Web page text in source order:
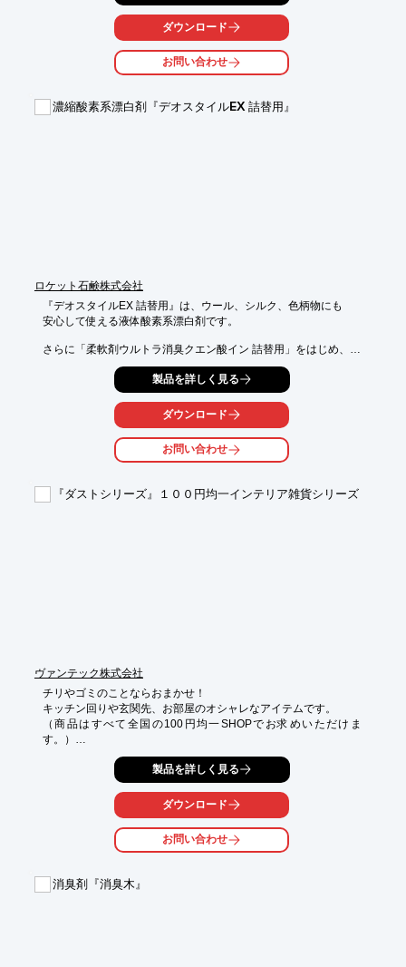
ル化粧品を開発できるようサポートします。
【活用シーン】
・ECサイトでの新商品開発
・既存顧客への新たな価値提供
【導入の効果】
ダウンロード
お問い合わせ
濃縮酸素系漂白剤『デオスタイルEX 詰替用』
ロケット石鹸株式会社
『デオスタイルEX 詰替用』は、ウール、シルク、色柄物にも
安心して使える液体酸素系漂白剤です。
さらに「柔軟剤ウルトラ消臭クエン酸イン 詰替用」をはじめ、
「除菌フレッシュ台所用洗剤オレンジ」や「AWAS液体洗剤　詰
「全身洗浄料ICEじゃん 詰替用」もラインアップ。
また、当社では安心・安全な石鹸・衣料用洗剤・漂白剤・台所用
シャンプー・ボディソープなどを製造しております。
■台所用洗剤
製品を詳しく見る
ダウンロード
お問い合わせ
『ダストシリーズ』１００円均一インテリア雑貨シリーズ
ヴァンテック株式会社
チリやゴミのことならおまかせ！
キッチン回りや玄関先、お部屋のオシャレなアイテムです。
（商品はすべて全国の100円均一SHOPでお求めいただけま
す。）
○ダストシリーズ
・アップルダストパン
・キャンディーダスター
・リングダスター
※詳しくはカタログをダウンロード、もしくはお問い合わせくだ
製品を詳しく見る
ダウンロード
お問い合わせ
消臭剤『消臭木』